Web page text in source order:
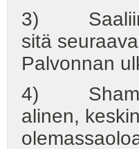
3) Saaliin
sitä
Palvonnan
4)
alinen,